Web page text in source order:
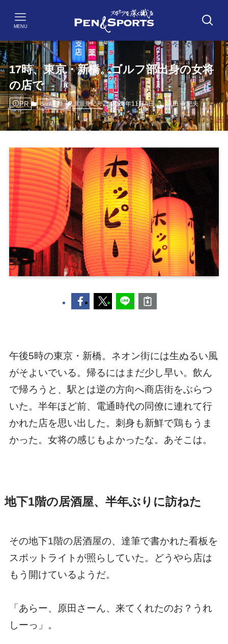
MENU
17時、東京・新橋。ゴルフ部出身の女将
の店で
PR Bar4周目 原田亜紀夫 2023年11月4日 原田 亜紀夫
午後5時の東京・新橋。ネオン街には生ぬるい風
がそよいでいる。帰るにはまだ少し早い。飲ん
で帰ろうと、駅とは逆の方向へ商店街をぶらつ
いた。半年ほど前、電通時代の同僚に連れて行
かれた店を思い出した。刺身も新鮮で鶏もうま
かった。女将の感じもよかったな。あそこは。
地下1階の居酒屋、半年ぶりに訪ねた
その地下1階の居酒屋の、達筆で書かれた看板を
スポットライトが照らしていた。どうやら店は
もう開けているようだ。
「あらー、原田さーん、来てくれたのお？うれ
しーっ」。